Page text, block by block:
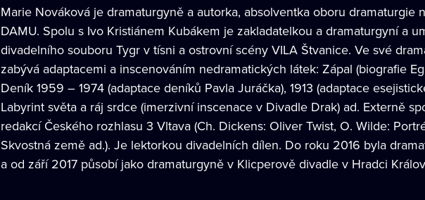
Marie Nováková je dramaturgyně a autorka, absolventka oboru dramaturgie
DAMU. Spolu s Ivo Kristiánem Kubákem je zakladatelkou a dramaturgyní a
divadelního souboru Tygr v tísni a ostrovní scény VILA Štvanice. Ve své
zabývá adaptacemi a inscenováním nedramatických látek: Zápal (biografie
Deník 1959 – 1974 (adaptace deníků Pavla Juráčka), 1913 (adaptace
Labyrint světa a ráj srdce (imerzivní inscenace v Divadle Drak) ad. Externě
redakcí Českého rozhlasu 3 Vltava (Ch. Dickens: Oliver Twist, O. Wilde:
Skvostná země ad.). Je lektorkou divadelních dílen. Do roku 2016 byla
a od září 2017 působí jako dramaturgyně v Klicperově divadle v Hradci